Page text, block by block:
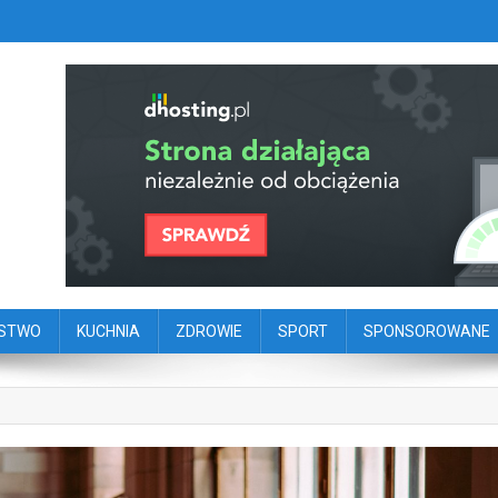
portal dziennikarstwa
KUCHNIA ZDROWIE SPORT SPONSOROWANE